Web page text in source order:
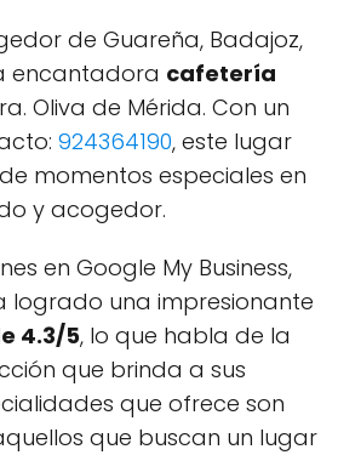
de Guareña, Badajoz,
encantadora cafetería
Oliva de Mérida. Con un
924364190, este lugar
momentos especiales en
y acogedor.
en Google My Business,
logrado una impresionante
4.3/5, lo que habla de la
que brinda a sus
que ofrece son
que buscan un lugar